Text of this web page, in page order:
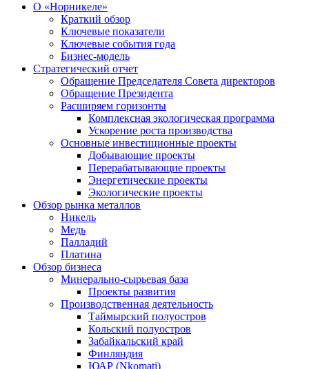
О «Норникеле»
Краткий обзор
Ключевые показатели
Ключевые события года
Бизнес-модель
Стратегический отчет
Обращение Председателя Совета директоров
Обращение Президента
Расширяем горизонты
Комплексная экологическая программа
Ускорение роста производства
Основные инвестиционные проекты
Добывающие проекты
Перерабатывающие проекты
Энергетические проекты
Экологические проекты
Обзор рынка металлов
Никель
Медь
Палладий
Платина
Обзор бизнеса
Минерально-сырьевая база
Проекты развития
Производственная деятельность
Таймырский полуостров
Кольский полуостров
Забайкальский край
Финляндия
ЮАР (Nkomati)